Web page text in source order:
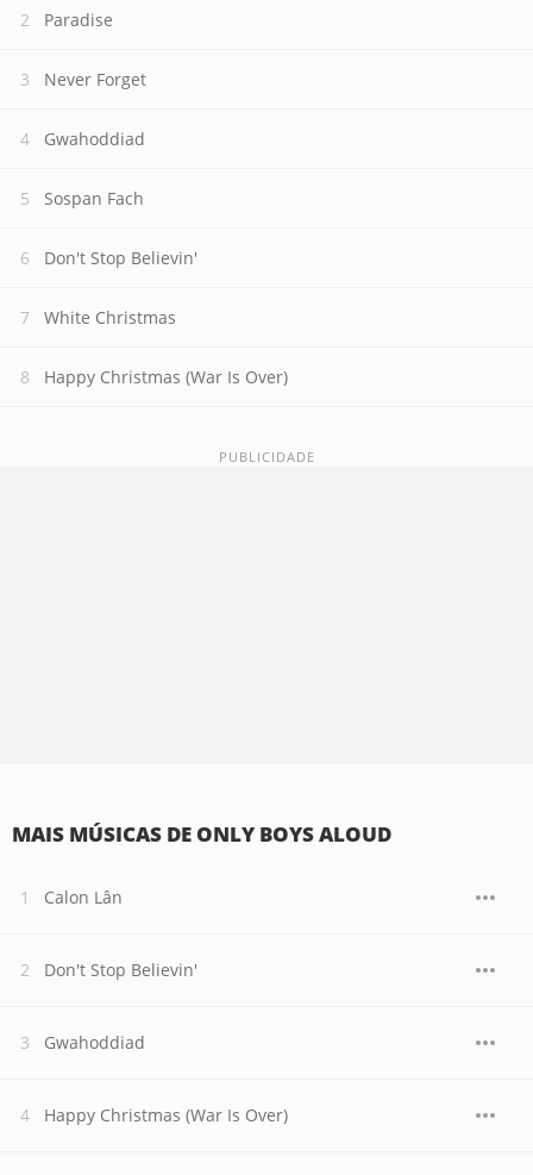
Paradise
Never Forget
Gwahoddiad
Sospan Fach
Don't Stop Believin'
White Christmas
Happy Christmas (War Is Over)
MAIS MÚSICAS DE ONLY BOYS ALOUD
Calon Lân
Don't Stop Believin'
Gwahoddiad
Happy Christmas (War Is Over)